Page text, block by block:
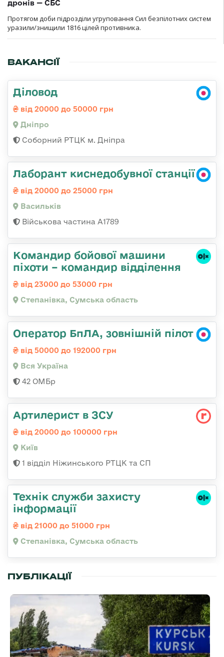
дронів — СБС
Протягом доби підрозділи угруповання Сил безпілотних систем
уразили/знищили 1816 цілей противника.
ВАКАНСІЇ
Діловод
від 20000 до 50000 грн
Дніпро
Соборний РТЦК м. Дніпра
Лаборант киснедобувної станції
від 20000 до 25000 грн
Васильків
Військова частина А1789
Командир бойової машини
піхоти – командир відділення
від 23000 до 53000 грн
Степанівка, Сумська область
Оператор БпЛА, зовнішній пілот
від 50000 до 192000 грн
Вся Україна
42 ОМБр
Артилерист в ЗСУ
від 20000 до 100000 грн
Київ
1 відділ Ніжинського РТЦК та СП
Технік служби захисту
інформації
від 21000 до 51000 грн
Степанівка, Сумська область
ПУБЛІКАЦІЇ